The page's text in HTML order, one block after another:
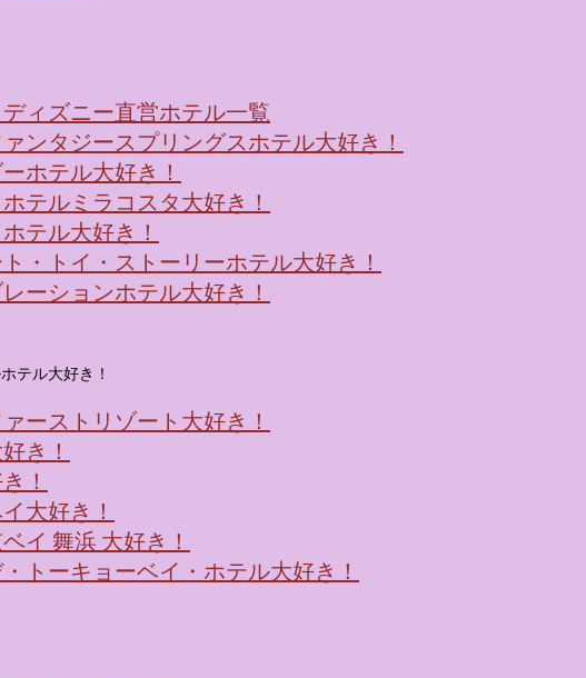
ィズニー直営ホテル一覧
ンタジースプリングスホテル大好き！
ホテル大好き！
テルミラコスタ大好き！
テル大好き！
・トイ・ストーリーホテル大好き！
ーションホテル大好き！
テル大好き！
ーストリゾート大好き！
き！
！
大好き！
イ 舞浜 大好き！
トーキョーベイ・ホテル大好き！